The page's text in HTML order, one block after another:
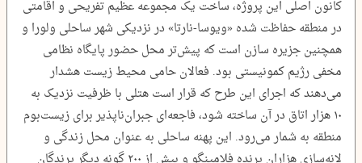
کانون اصلی این پروژه، ساخت یک مجموعه عظیم تفریحی و اقامتی
در منطقه حفاظت شده «ویوسا-نارتا» در نزدیکی شهر ساحلی ولورا و
همچنین جزیره سازن است که پیش‌تر محل حضور پایگاه نظامی
مخفی رژیم کمونیستی بود. فعالان حامی محیط زیست هشدار
می‌دهند که اجرای این طرح که قرار است هتلی با ظرفیت نزدیک به
۱۰ هزار اتاق در آن ساخته شود، فاجعه‌ای جبران‌ناپذیر برای زیست‌بوم
منطقه به شمار می‌رود. این پهنه ساحلی به عنوان محل زندگی و